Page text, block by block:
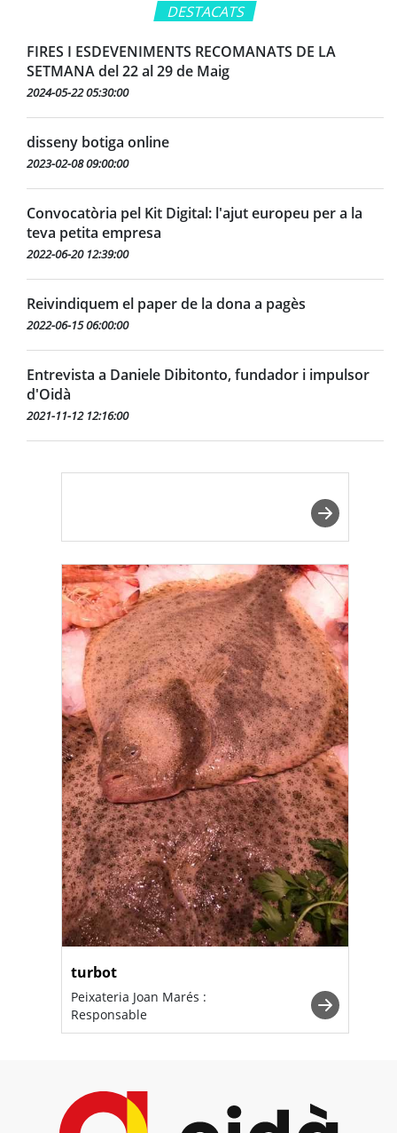
DESTACATS
FIRES I ESDEVENIMENTS RECOMANATS DE LA
SETMANA del 22 al 29 de Maig
2024-05-22 05:30:00
disseny botiga online
2023-02-08 09:00:00
Convocatòria pel Kit Digital: l'ajut europeu per a la
teva petita empresa
2022-06-20 12:39:00
Reivindiquem el paper de la dona a pagès
2022-06-15 06:00:00
Entrevista a Daniele Dibitonto, fundador i impulsor
d'Oidà
2021-11-12 12:16:00
turbot
Peixateria Joan Marés :
Responsable